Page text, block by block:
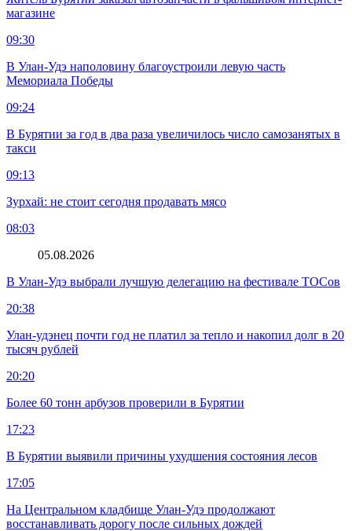
магазине
09:30
В Улан-Удэ наполовину благоустроили левую часть
Мемориала Победы
09:24
В Бурятии за год в два раза увеличилось число самозанятых в
такси
09:13
Зурхай: не стоит сегодня продавать мясо
08:03
05.08.2026
В Улан-Удэ выбрали лучшую делегацию на фестивале ТОСов
20:38
Улан-удэнец почти год не платил за тепло и накопил долг в 20
тысяч рублей
20:20
Более 60 тонн арбузов проверили в Бурятии
17:23
В Бурятии выявили причины ухудшения состояния лесов
17:05
На Центральном кладбище Улан-Удэ продолжают
восстанавливать дорогу после сильных дождей